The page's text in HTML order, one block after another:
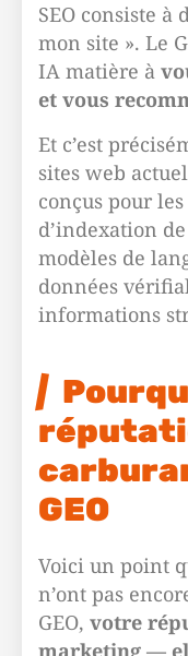
SEO consiste à
mon site ». Le
IA matière à
et vous
Et c’est
sites web
conçus pour
d’indexation
modèles de
données
informations
GEO
Voici un point
n’ont pas
GEO, votre
marketing —